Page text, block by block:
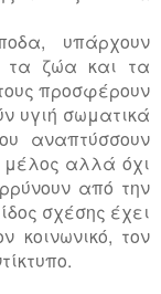
υπάρχουν
τα ζώα και τα
προσφέρουν
υγιή σωματικά
αναπτύσσουν
μέλος αλλά όχι
από την
σχέσης έχει
κοινωνικό, τον